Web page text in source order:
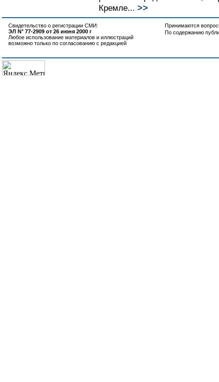
Кремле... >>
Свидетельство о регистрации СМИ:
ЭЛ N° 77-2909 от 26 июня 2000 г
Любое использование материалов и иллюстраций
возможно только по согласованию с редакцией
Принимаются
По содержанию